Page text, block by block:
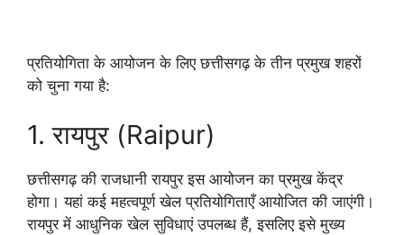
प्रतियोगिता के आयोजन के लिए छत्तीसगढ़ के तीन प्रमुख शहरों
को चुना गया है:
1. रायपुर (Raipur)
छत्तीसगढ़ की राजधानी रायपुर इस आयोजन का प्रमुख केंद्र
होगा। यहां कई महत्वपूर्ण खेल प्रतियोगिताएँ आयोजित की जाएंगी।
रायपुर में आधुनिक खेल सुविधाएं उपलब्ध हैं, इसलिए इसे मुख्य